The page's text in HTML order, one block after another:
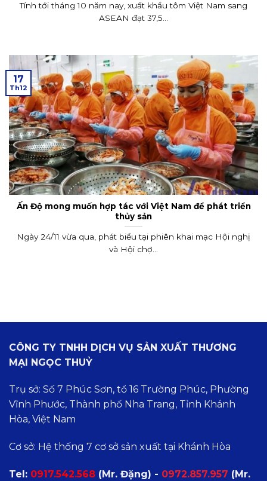
Tính tới tháng 10 năm nay, xuất khẩu tôm Việt Nam sang
ASEAN đạt 37,5...
Ấn Độ mong muốn hợp tác với Việt Nam để phát triển
thủy sản
Ngày 24/11 vừa qua, phát biểu tại phiên khai mạc Hội nghị
và Hội chợ...
17
Th12
CÔNG TY TNHH DỊCH VỤ SẢN XUẤT THƯƠNG
MẠI NGỌC THUỶ
Trụ sở: Số 7 Phúc Sơn, tổ 16 Trường Phúc, Phường
Vĩnh Phước, Thành phố Nha Trang, Tỉnh Khánh
Hòa, Việt Nam
Cơ sở: Hệ thống 7 cơ sở sản xuất tại Khánh Hòa
Tel: 0917.542.568 (Mr. Đặng) - 0972.857.957 (Mr.